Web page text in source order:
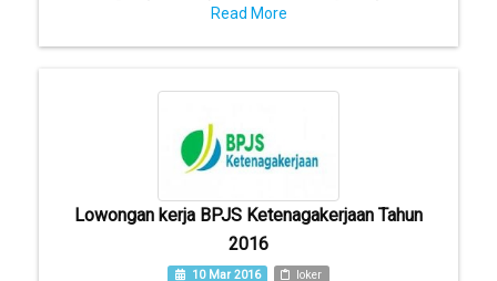
Read More
Lowongan kerja BPJS Ketenagakerjaan Tahun
2016
10 Mar 2016 loker